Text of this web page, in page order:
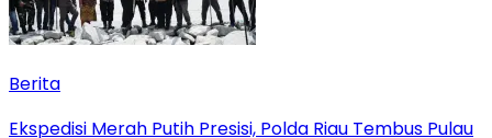
Berita
Ekspedisi Merah Putih Presisi, Polda Riau Tembus Pulau